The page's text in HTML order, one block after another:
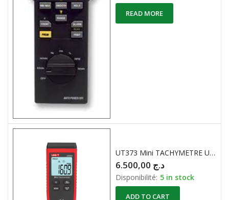
READ MORE
UT373 Mini TACHYMETRE UNI-T
د.ج
Disponibilité: 5 in stock
ADD TO CART